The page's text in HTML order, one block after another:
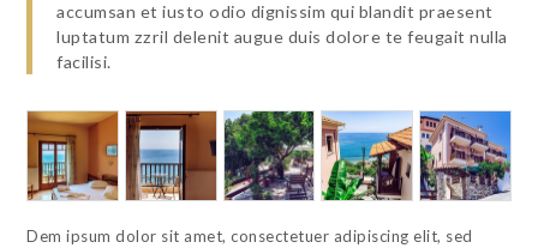
accumsan et iusto odio dignissim qui blandit praesent
luptatum zzril delenit augue duis dolore te feugait nulla
facilisi.
Dem ipsum dolor sit amet, consectetuer adipiscing elit, sed